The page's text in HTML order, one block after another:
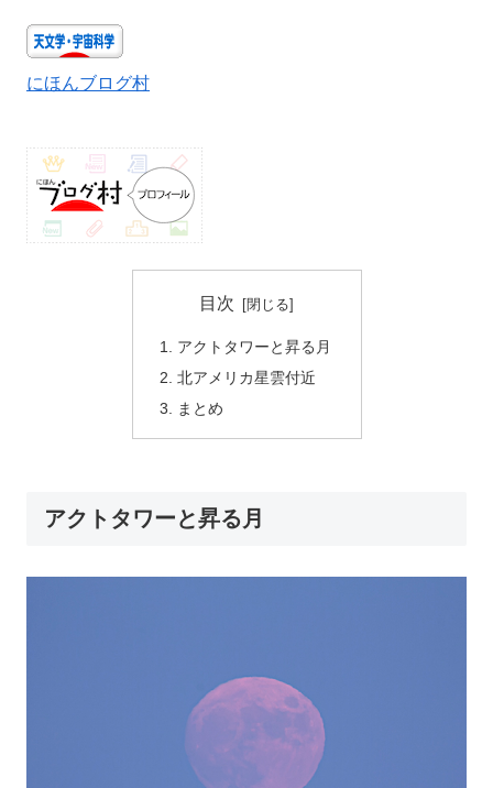
にほんブログ村
目次
アクトタワーと昇る月
北アメリカ星雲付近
まとめ
アクトタワーと昇る月